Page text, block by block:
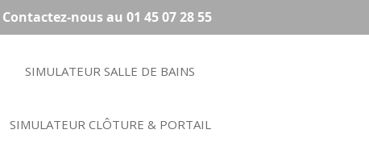
Contactez-nous au 01 45 07 28 55
SIMULATEUR SALLE DE BAINS
SIMULATEUR CLÔTURE & PORTAIL